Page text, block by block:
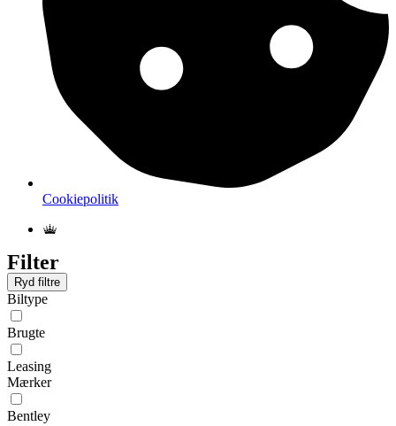
Cookiepolitik
Filter
Ryd filtre
Biltype
Brugte
Leasing
Mærker
Bentley